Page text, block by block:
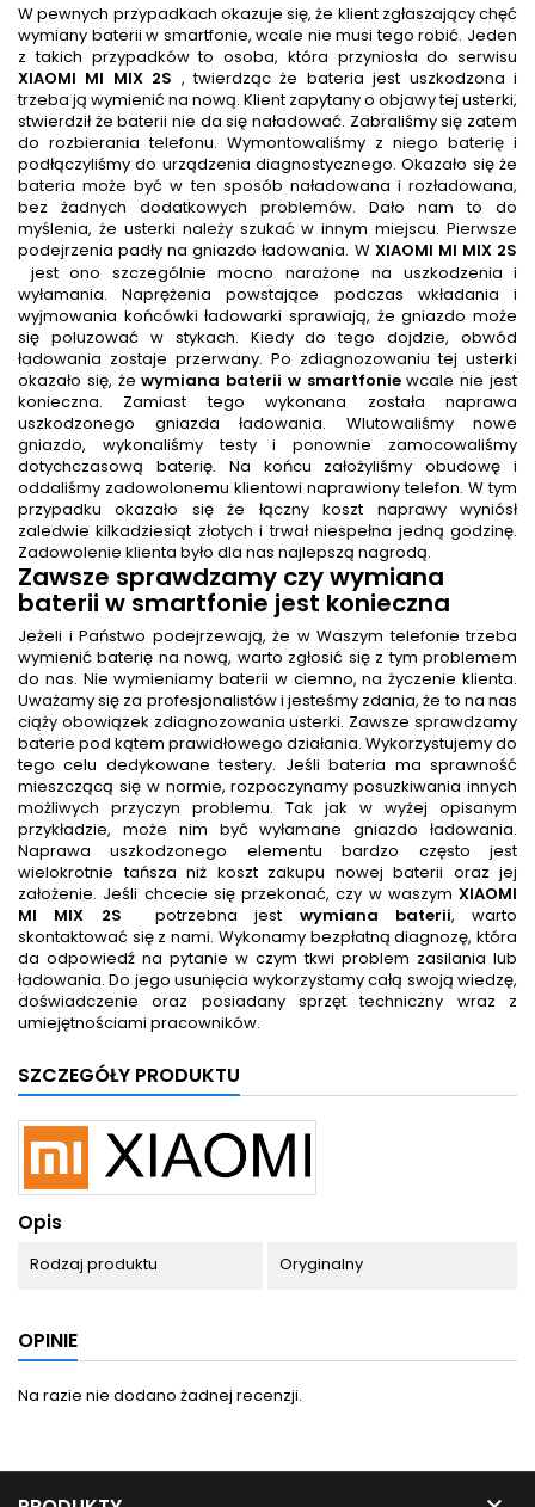
W pewnych przypadkach okazuje się, że klient zgłaszający chęć
wymiany baterii w smartfonie, wcale nie musi tego robić. Jeden
z takich przypadków to osoba, która przyniosła do serwisu
XIAOMI MI MIX 2S , twierdząc że bateria jest uszkodzona i
trzeba ją wymienić na nową. Klient zapytany o objawy tej usterki,
stwierdził że baterii nie da się naładować. Zabraliśmy się zatem
do rozbierania telefonu. Wymontowaliśmy z niego baterię i
podłączyliśmy do urządzenia diagnostycznego. Okazało się że
bateria może być w ten sposób naładowana i rozładowana,
bez żadnych dodatkowych problemów. Dało nam to do
myślenia, że usterki należy szukać w innym miejscu. Pierwsze
podejrzenia padły na gniazdo ładowania. W XIAOMI MI MIX 2S
jest ono szczególnie mocno narażone na uszkodzenia i
wyłamania. Naprężenia powstające podczas wkładania i
wyjmowania końcówki ładowarki sprawiają, że gniazdo może
się poluzować w stykach. Kiedy do tego dojdzie, obwód
ładowania zostaje przerwany. Po zdiagnozowaniu tej usterki
okazało się, żewymiana baterii w smartfoniewcale nie jest
konieczna. Zamiast tego wykonana została naprawa
uszkodzonego gniazda ładowania. Wlutowaliśmy nowe
gniazdo, wykonaliśmy testy i ponownie zamocowaliśmy
dotychczasową baterię. Na końcu założyliśmy obudowę i
oddaliśmy zadowolonemu klientowi naprawiony telefon. W tym
przypadku okazało się że łączny koszt naprawy wyniósł
zaledwie kilkadziesiąt złotych i trwał niespełna jedną godzinę.
Zadowolenie klienta było dla nas najlepszą nagrodą.
Zawsze sprawdzamy czy wymiana
baterii w smartfonie jest konieczna
Jeżeli i Państwo podejrzewają, że w Waszym telefonie trzeba
wymienić baterię na nową, warto zgłosić się z tym problemem
do nas. Nie wymieniamy baterii w ciemno, na życzenie klienta.
Uważamy się za profesjonalistów i jesteśmy zdania, że to na nas
ciąży obowiązek zdiagnozowania usterki. Zawsze sprawdzamy
baterie pod kątem prawidłowego działania. Wykorzystujemy do
tego celu dedykowane testery. Jeśli bateria ma sprawność
mieszczącą się w normie, rozpoczynamy posuzkiwania innych
możliwych przyczyn problemu. Tak jak w wyżej opisanym
przykładzie, może nim być wyłamane gniazdo ładowania.
Naprawa uszkodzonego elementu bardzo często jest
wielokrotnie tańsza niż koszt zakupu nowej baterii oraz jej
założenie. Jeśli chcecie się przekonać, czy w waszym XIAOMI
MI MIX 2S
potrzebna jest wymiana baterii, warto
skontaktować się z nami. Wykonamy bezpłatną diagnozę, która
da odpowiedź na pytanie w czym tkwi problem zasilania lub
ładowania. Do jego usunięcia wykorzystamy całą swoją wiedzę,
doświadczenie oraz posiadany sprzęt techniczny wraz z
umiejętnościami pracowników.
SZCZEGÓŁY PRODUKTU
Opis
Rodzaj produktu Oryginalny
OPINIE
Na razie nie dodano żadnej recenzji.